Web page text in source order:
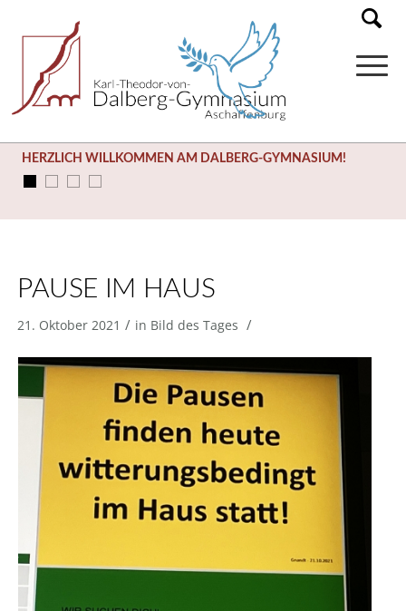
HERZLICH WILLKOMMEN AM DALBERG-GYMNASIUM!
PAUSE IM HAUS
21. Oktober 2021 / in Bild des Tages /